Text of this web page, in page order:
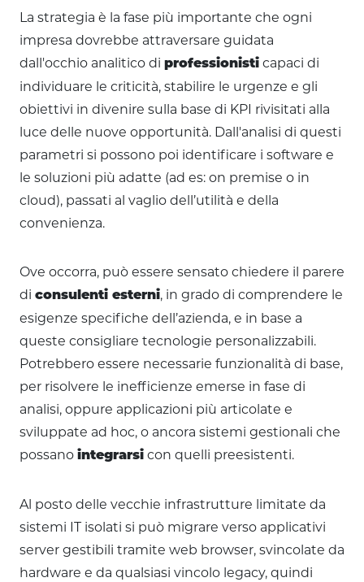
La strategia è la fase più importante che ogni
impresa dovrebbe attraversare guidata
dall'occhio analitico di professionisti capaci di
individuare le criticità, stabilire le urgenze e gli
obiettivi in divenire sulla base di KPI rivisitati alla
luce delle nuove opportunità. Dall'analisi di questi
parametri si possono poi identificare i software e
le soluzioni più adatte (ad es: on premise o in
cloud), passati al vaglio dell’utilità e della
convenienza.
Ove occorra, può essere sensato chiedere il parere
di consulenti esterni, in grado di comprendere le
esigenze specifiche dell’azienda, e in base a
queste consigliare tecnologie personalizzabili.
Potrebbero essere necessarie funzionalità di base,
per risolvere le inefficienze emerse in fase di
analisi, oppure applicazioni più articolate e
sviluppate ad hoc, o ancora sistemi gestionali che
possano integrarsi con quelli preesistenti.
Al posto delle vecchie infrastrutture limitate da
sistemi IT isolati si può migrare verso applicativi
server gestibili tramite web browser, svincolate da
hardware e da qualsiasi vincolo legacy, quindi